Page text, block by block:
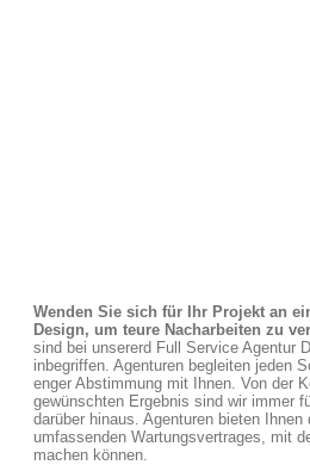
Wenden Sie sich für Ihr Projekt an
Design, um teure Nacharbeiten zu
sind bei unsererd Full Service Agentur
inbegriffen. Agenturen begleiten jeden
enger Abstimmung mit Ihnen. Von der
gewünschten Ergebnis sind wir immer
darüber hinaus. Agenturen bieten
umfassenden Wartungsvertrages, mit
machen können.